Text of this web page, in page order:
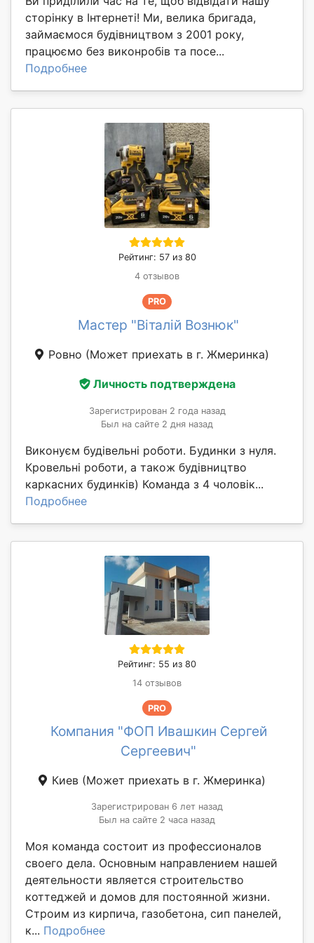
сторінку в Інтернеті! Ми, велика бригада,
займаємося будівництвом з 2001 року,
працюємо без виконробів та посе...
Подробнее
Рейтинг: 57 из 80
4 отзывов
PRO
Мастер "Віталій Вознюк"
Ровно (Может приехать в г. Жмеринка)
Личность подтверждена
Зарегистрирован 2 года назад
Был на сайте 2 дня назад
Виконуєм будівельні роботи. Будинки з нуля.
Кровельні роботи, а також будівництво
каркасних будинків) Команда з 4 чоловік...
Подробнее
Рейтинг: 55 из 80
14 отзывов
PRO
Компания "ФОП Ивашкин Сергей
Сергеевич"
Киев (Может приехать в г. Жмеринка)
Зарегистрирован 6 лет назад
Был на сайте 2 часа назад
Моя команда состоит из профессионалов
своего дела. Основным направлением нашей
деятельности является строительство
коттеджей и домов для постоянной жизни.
Строим из кирпича, газобетона, сип панелей,
к... Подробнее